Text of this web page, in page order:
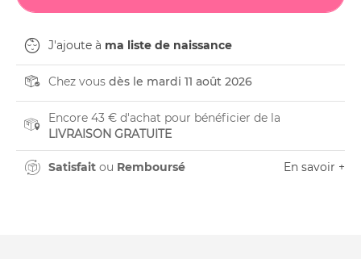
J'ajoute à ma liste de naissance
Chez vous dès le mardi 11 août 2026
Encore 43 € d'achat pour bénéficier de la
LIVRAISON GRATUITE
Satisfait ou Remboursé En savoir +